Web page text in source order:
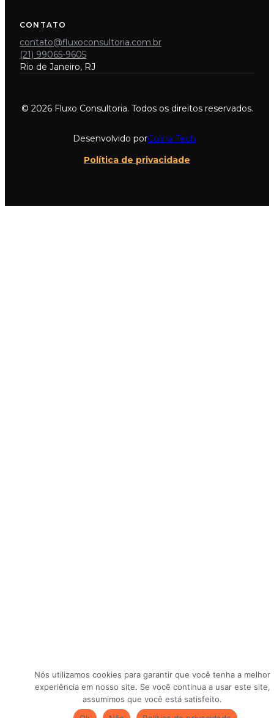
CONTATO
contato@fluxoconsultoria.com.br
(21) 99065-9605
Rio de Janeiro, RJ
© 2026 Fluxo Consultoria. Todos os direitos reservados.
Desenvolvido porColina Tech
Política de privacidade
Nós utilizamos cookies para garantir que você tenha a melhor
experiência em nosso site. Se você continua a usar este site,
assumimos que você está satisfeito.